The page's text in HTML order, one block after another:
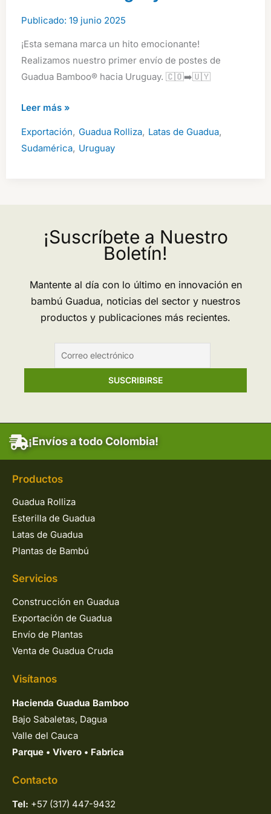
19 junio 2025
¡Esta semana marca un hito emocionante!
Realizamos nuestro primer envío de postes de
Guadua Bamboo® hacia Uruguay. 🇨🇴➡️🇺🇾
¡Cañas
Bambú
Guadua
Leer más »
Exportación, Guadua Rolliza, Latas de Guadua,
Sudamérica, Uruguay
¡Suscríbete a Nuestro
Boletín!
Mantente al día con lo último en innovación en
bambú Guadua, noticias del sector y nuestros
productos y publicaciones más recientes.
¡Envíos a todo Colombia!
Productos
Guadua Rolliza
Esterilla de Guadua
Latas de Guadua
Plantas de Bambú
Servicios
Construcción en Guadua
Exportación de Guadua
Envío de Plantas
Venta de Guadua Cruda
Visítanos
Hacienda Guadua Bamboo
Bajo Sabaletas, Dagua
Valle del Cauca
Parque • Vivero • Fabrica
Contacto
Tel: +57 (317) 447-9432